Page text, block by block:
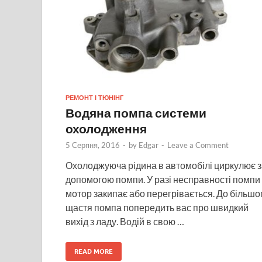
РЕМОНТ І ТЮНІНГ
Водяна помпа системи
охолодження
5 Серпня, 2016 - by Edgar - Leave a Comment
Охолоджуюча рідина в автомобілі циркулює
допомогою помпи. У разі несправності помпи
мотор закипає або перегрівається. До
щастя помпа попередить вас про швидкий
вихід з ладу. Водій в свою …
READ MORE